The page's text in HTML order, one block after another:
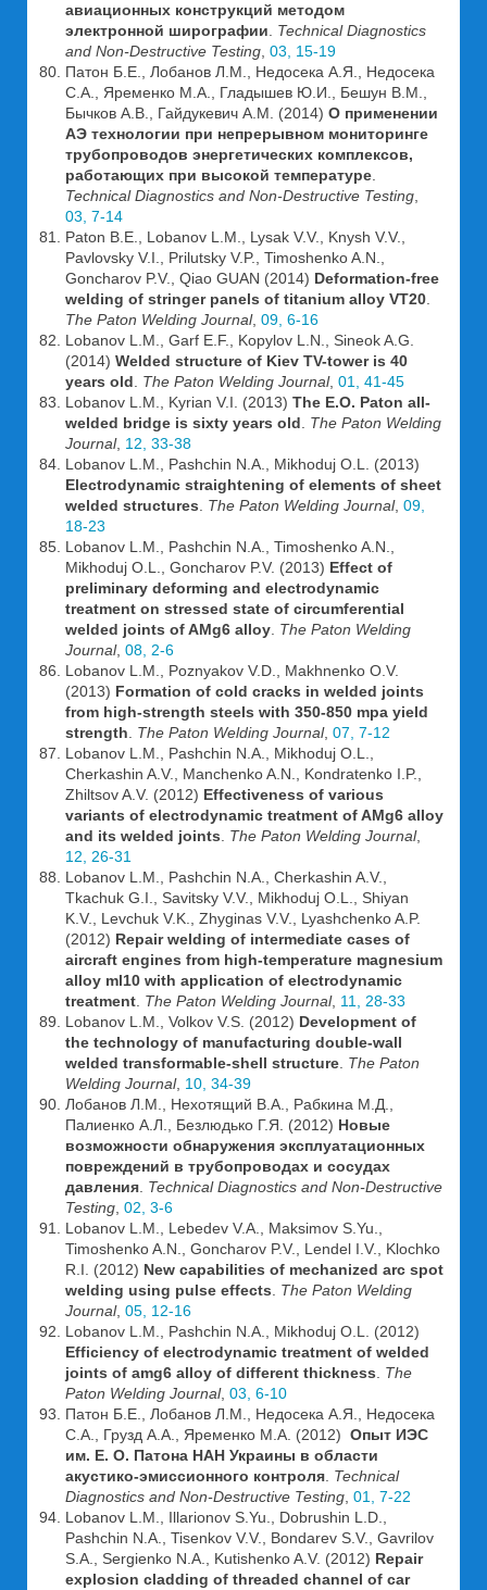
авиационных конструкций методом
электронной ширографии
Technical Diagnostics
and Non-Destructive Testing 03, 15-19
Патон Б.Е., Лобанов Л.М., Недосека А.Я., Недосека
С.А., Яременко М.А., Гладышев Ю.И., Бешун В.М.,
Бычков А.В., Гайдукевич А.М. (2014) О применении
АЭ технологии при непрерывном мониторинге
трубопроводов энергетических комплексов,
работающих при высокой температуре
Technical Diagnostics and Non-Destructive Testing
03, 7-14
Paton B.E., Lobanov L.M., Lysak V.V., Knysh V.V.,
Pavlovsky V.I., Prilutsky V.P., Timoshenko A.N.,
Goncharov P.V., Qiao GUAN (2014) Deformation-free
welding of stringer panels of titanium alloy VT20
The Paton Welding Journal, 09, 6-16
Lobanov L.M., Garf E.F., Kopylov L.N., Sineok A.G.
(2014) Welded structure of Kiev TV-tower is 40
years old
The Paton Welding Journal, 01, 41-45
Lobanov L.M., Kyrian V.I. (2013) The E.O. Paton all-
welded bridge is sixty years old
The Paton Welding
Journal, 12, 33-38
Lobanov L.M., Pashchin N.A., Mikhoduj O.L. (2013)
Electrodynamic straightening of elements of sheet
welded structures
The Paton Welding Journal, 09,
18-23
Lobanov L.M., Pashchin N.A., Timoshenko A.N.,
Mikhoduj O.L., Goncharov P.V. (2013) Effect of
preliminary deforming and electrodynamic
treatment on stressed state of circumferential
welded joints of AMg6 alloy The Paton Welding
Journal, 08, 2-6
Lobanov L.M., Poznyakov V.D., Makhnenko O.V.
(2013) Formation of cold cracks in welded joints
from high-strength steels with 350-850 mpa yield
strength
The Paton Welding Journal, 07, 7-12
Lobanov L.M., Pashchin N.A., Mikhoduj O.L.,
Cherkashin A.V., Manchenko A.N., Kondratenko I.P.,
Zhiltsov A.V. (2012) Effectiveness of various
variants of electrodynamic treatment of AMg6 alloy
and its welded joints
The Paton Welding Journal,
12, 26-31
Lobanov L.M., Pashchin N.A., Cherkashin A.V.,
Tkachuk G.I., Savitsky V.V., Mikhoduj O.L., Shiyan
K.V., Levchuk V.K., Zhyginas V.V., Lyashchenko A.P.
(2012) Repair welding of intermediate cases of
aircraft engines from high-temperature magnesium
alloy ml10 with application of electrodynamic
treatment The Paton Welding Journal, 11, 28-33
Lobanov L.M., Volkov V.S. (2012) Development of
the technology of manufacturing double-wall
welded transformable-shell structure The Paton
Welding Journal, 10, 34-39
Лобанов Л.М., Нехотящий В.А., Рабкина М.Д.,
Палиенко А.Л., Безлюдько Г.Я. (2012) Новые
возможности обнаружения эксплуатационных
повреждений в трубопроводах и сосудах
давления Technical Diagnostics and Non-Destructive
Testing 02, 3-6
Lobanov L.M., Lebedev V.A., Maksimov S.Yu.,
Timoshenko A.N., Goncharov P.V., Lendel I.V., Klochko
R.I. (2012) New capabilities of mechanized arc spot
welding using pulse effects
The Paton Welding
Journal, 05, 12-16
Lobanov L.M., Pashchin N.A., Mikhoduj O.L. (2012)
Efficiency of electrodynamic treatment of welded
joints of amg6 alloy of different thickness
The
Paton Welding Journal, 03, 6-10
Патон Б.Е., Лобанов Л.М., Недосека А.Я., Недосека
С.А., Грузд А.А., Яременко М.А. (2012) Опыт ИЭС
им. Е. О. Патона НАН Украины в области
акустико-эмиссионного контроля Technical
Diagnostics and Non-Destructive Testing 01, 7-22
Lobanov L.M., Illarionov S.Yu., Dobrushin L.D.,
Pashchin N.A., Tisenkov V.V., Bondarev S.V., Gavrilov
S.A., Sergienko N.A., Kutishenko A.V. (2012) Repair
explosion cladding of threaded channel of car